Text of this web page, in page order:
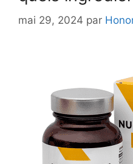
mai 29, 2024 par